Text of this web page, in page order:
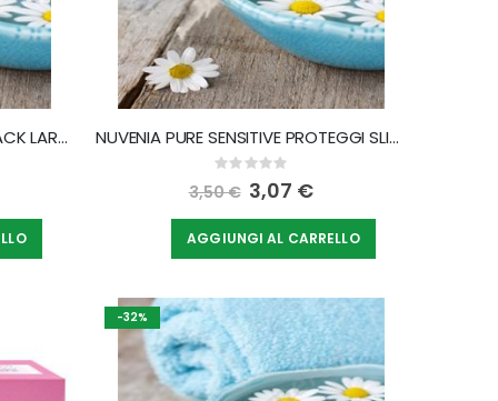
NUVENIA IW HEAVY HIPSTER BLACK LARGE NUVENIA PURE SENSITIVE PROTEGGI SLIP 30 PEZZI
Rating:
0%
3,50 € Special
Price
3,07 €
AGGIUNGI AL CARRELLO
-32%